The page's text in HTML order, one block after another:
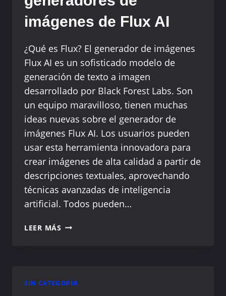
POR
imágenes de Flux AI
¿Qué es Flux? El generador de imágenes
Flux AI es un sofisticado modelo de
generación de texto a imagen
desarrollado por Black Forest Labs. Son
un equipo maravilloso, tienen muchas
ideas nuevas sobre el generador de
imágenes Flux AI. Los usuarios pueden
usar esta herramienta innovadora para
crear imágenes de alta calidad a partir de
descripciones textuales, aprovechando
técnicas avanzadas de inteligencia
artificial. Todos pueden…
LEER MÁS LOS
IMÁGENES
SIN CATEGORÍA